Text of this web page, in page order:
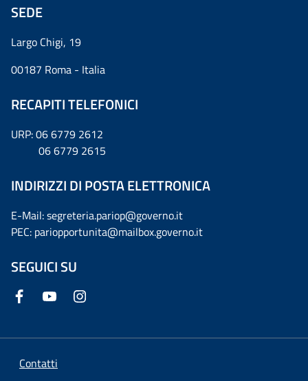
SEDE
Largo Chigi, 19
00187 Roma - Italia
RECAPITI TELEFONICI
URP: 06 6779 2612
06 6779 2615
INDIRIZZI DI POSTA ELETTRONICA
E-Mail: segreteria.pariop@governo.it
PEC: pariopportunita@mailbox.governo.it
SEGUICI SU
Contatti